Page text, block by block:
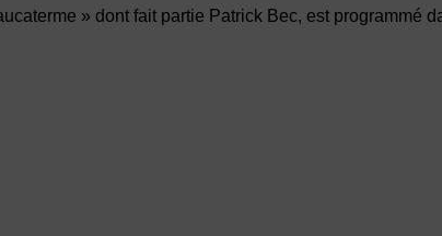
» dont fait partie Patrick Bec, est programmé